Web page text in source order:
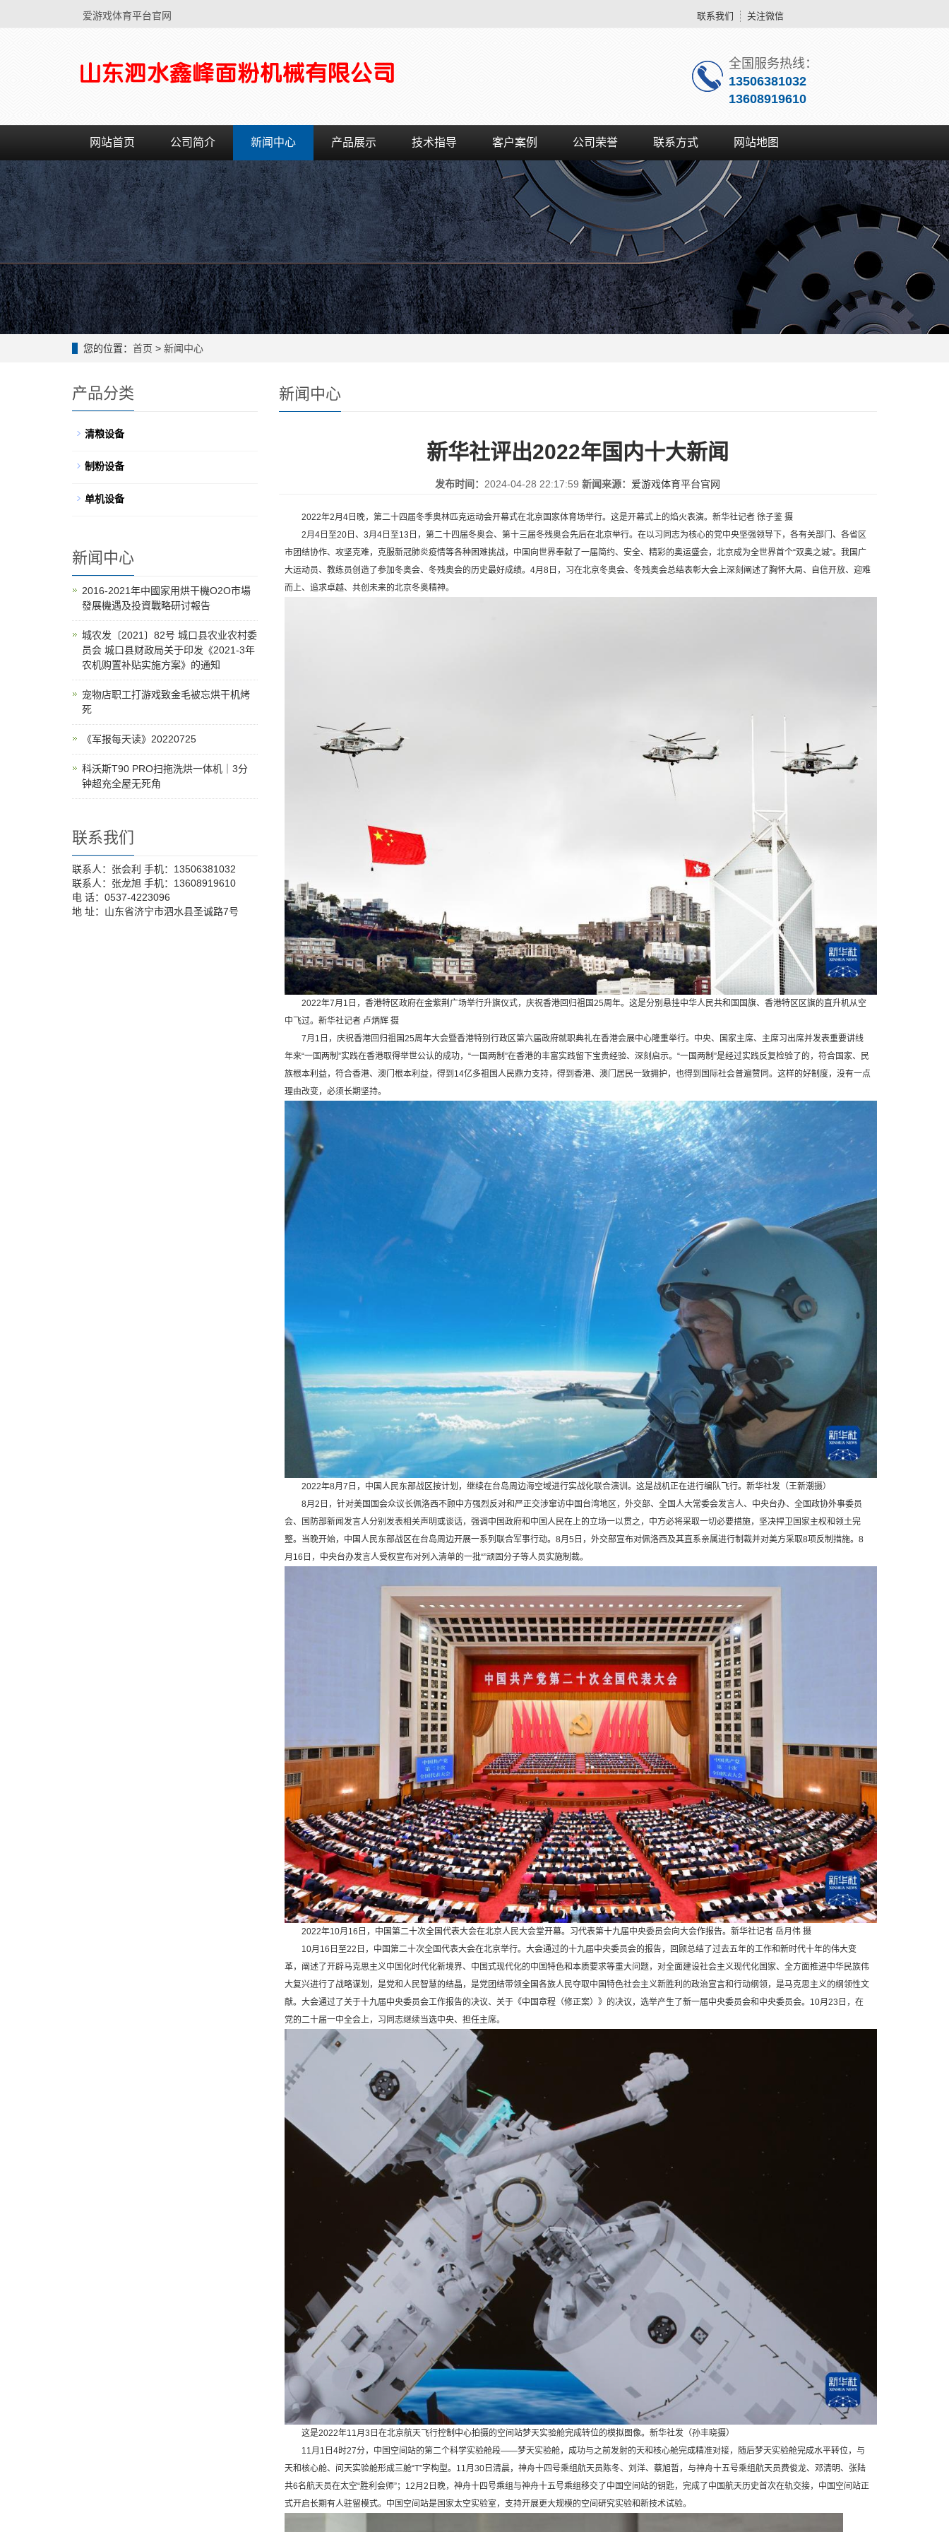
爱游戏体育平台官网 联系我们 关注微信
全国服务热线：
13506381032
13608919610
网站首页 公司简介 新闻中心 产品展示 技术指导 客户案例 公司荣誉 联系方式 网站地图
您的位置： 首页 > 新闻中心
新闻中心
新华社评出2022年国内十大新闻
发布时间： 2024-04-28 22:17:59新闻来源： 爱游戏体育平台官网
2022年2月4日晚，第二十四届冬季奥林匹克运动会开幕式在北京国家体育场举行。这是开幕式上的焰火表演。新华社记者 徐子鉴 摄
2月4日至20日、3月4日至13日，第二十四届冬奥会、第十三届冬残奥会先后在北京举行。在以习同志为核心的党中央坚强领导下，各有关部门、各省区
市团结协作、攻坚克难，克服新冠肺炎疫情等各种困难挑战，中国向世界奉献了一届简约、安全、精彩的奥运盛会，北京成为全世界首个“双奥之城”。我国广
大运动员、教练员创造了参加冬奥会、冬残奥会的历史最好成绩。4月8日，习在北京冬奥会、冬残奥会总结表彰大会上深刻阐述了胸怀大局、自信开放、迎难
而上、追求卓越、共创未来的北京冬奥精神。
2022年7月1日，香港特区政府在金紫荆广场举行升旗仪式，庆祝香港回归祖国25周年。这是分别悬挂中华人民共和国国旗、香港特区区旗的直升机从空
中飞过。新华社记者 卢炳辉 摄
7月1日，庆祝香港回归祖国25周年大会暨香港特别行政区第六届政府就职典礼在香港会展中心隆重举行。中央、国家主席、主席习出席并发表重要讲线
年来“一国两制”实践在香港取得举世公认的成功，“一国两制”在香港的丰富实践留下宝贵经验、深刻启示。“一国两制”是经过实践反复检验了的，符合国家、民
族根本利益，符合香港、澳门根本利益，得到14亿多祖国人民鼎力支持，得到香港、澳门居民一致拥护，也得到国际社会普遍赞同。这样的好制度，没有一点
理由改变，必须长期坚持。
2022年8月7日，中国人民东部战区按计划，继续在台岛周边海空域进行实战化联合演训。这是战机正在进行编队飞行。新华社发（王新潮摄）
8月2日，针对美国国会众议长佩洛西不顾中方强烈反对和严正交涉窜访中国台湾地区，外交部、全国人大常委会发言人、中央台办、全国政协外事委员
会、国防部新闻发言人分别发表相关声明或谈话，强调中国政府和中国人民在上的立场一以贯之，中方必将采取一切必要措施，坚决捍卫国家主权和领土完
整。当晚开始，中国人民东部战区在台岛周边开展一系列联合军事行动。8月5日，外交部宣布对佩洛西及其直系亲属进行制裁并对美方采取8项反制措施。8
月16日，中央台办发言人受权宣布对列入清单的一批“”顽固分子等人员实施制裁。
2022年10月16日，中国第二十次全国代表大会在北京人民大会堂开幕。习代表第十九届中央委员会向大会作报告。新华社记者 岳月伟 摄
10月16日至22日，中国第二十次全国代表大会在北京举行。大会通过的十九届中央委员会的报告，回顾总结了过去五年的工作和新时代十年的伟大变
革，阐述了开辟马克思主义中国化时代化新境界、中国式现代化的中国特色和本质要求等重大问题，对全面建设社会主义现代化国家、全方面推进中华民族伟
大复兴进行了战略谋划，是党和人民智慧的结晶，是党团结带领全国各族人民夺取中国特色社会主义新胜利的政治宣言和行动纲领，是马克思主义的纲领性文
献。大会通过了关于十九届中央委员会工作报告的决议、关于《中国章程（修正案）》的决议，选举产生了新一届中央委员会和中央委员会。10月23日，在
党的二十届一中全会上，习同志继续当选中央、担任主席。
这是2022年11月3日在北京航天飞行控制中心拍摄的空间站梦天实验舱完成转位的模拟图像。新华社发（孙丰晓摄）
11月1日4时27分，中国空间站的第二个科学实验舱段——梦天实验舱，成功与之前发射的天和核心舱完成精准对接，随后梦天实验舱完成水平转位，与
天和核心舱、问天实验舱形成三舱“T”字构型。11月30日清晨，神舟十四号乘组航天员陈冬、刘洋、蔡旭哲，与神舟十五号乘组航天员费俊龙、邓清明、张陆
共6名航天员在太空“胜利会师”；12月2日晚，神舟十四号乘组与神舟十五号乘组移交了中国空间站的钥匙，完成了中国航天历史首次在轨交接，中国空间站正
式开启长期有人驻留模式。中国空间站是国家太空实验室，支持开展更大规模的空间研究实验和新技术试验。
产品分类
清粮设备
制粉设备
单机设备
新闻中心
2016-2021年中國家用烘干機O2O市場
發展機遇及投資戰略研讨報告
城农发〔2021〕82号 城口县农业农村委
员会 城口县财政局关于印发《2021-3年
农机购置补贴实施方案》的通知
宠物店职工打游戏致金毛被忘烘干机烤
死
《军报每天读》20220725
科沃斯T90 PRO扫拖洗烘一体机｜3分
钟超充全屋无死角
联系我们
联系人：张会利 手机：13506381032
联系人：张龙旭 手机：13608919610
电 话：0537-4223096
地 址：山东省济宁市泗水县圣诚路7号